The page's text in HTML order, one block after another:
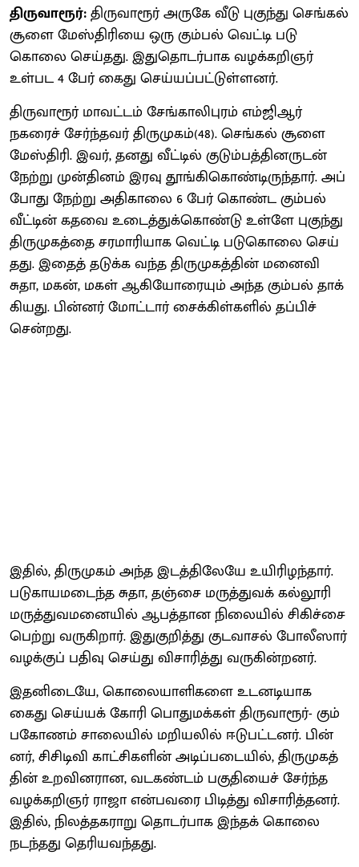
திருவாரூர்:​​திரு​வாரூர் அருகே வீடு புகுந்து செங்​கல்
சூளை மேஸ்​திரியை ஒரு கும்​பல் வெட்டி படு​
கொலை செய்​தது. இதுதொடர்​பாக வழக்​கறிஞர்
உள்பட 4 பேர் கைது செய்​யப்​பட்​டுள்​ளனர்.
திரு​வாரூர் மாவட்​டம் சேங்​காலிபுரம் எம்​ஜிஆர்
நகரைச் சேர்ந்​தவர் திரு​முகம்​(48). செங்​கல் சூளை
மேஸ்​திரி. இவர், தனது வீட்​டில் குடும்​பத்​தினருடன்
நேற்று முன்​தினம் இரவு தூங்​கி​கொண்​டிருந்​தார். அப்​
போது நேற்று அதி​காலை 6 பேர் கொண்ட கும்​பல்
வீட்​டின் கதவை உடைத்​துக்​கொண்டு உள்ளே புகுந்து
திரு​முகத்தை சரமாரி​யாக வெட்டி படு​கொலை செய்​
தது. இதைத் தடுக்க வந்த திரு​முகத்​தின் மனைவி
சுதா, மகன், மகள் ஆகியோரை​யும் அந்த கும்​பல் தாக்​
கியது. பின்​னர் மோட்​டார் சைக்​கிள்​களில் தப்​பிச்
சென்​றது.
இதில், திரு​முகம் அந்த இடத்​திலேயே உயி​ரிழந்​தார்.
படு​காயமடைந்த சுதா, தஞ்சை மருத்​து​வக் கல்​லூரி
மருத்​து​வ​மனை​யில் ஆபத்​தான நிலை​யில் சிகிச்சை
பெற்று வரு​கிறார். இதுகுறித்து குட​வாசல் போலீ​ஸார்
வழக்​குப் பதிவு செய்து விசா​ரித்து வரு​கின்​றனர்.
இதனிடையே, கொலை​யாளிகளை உடனடி​யாக
கைது செய்​யக் கோரி பொது​மக்​கள் திரு​வாரூர்- கும்​
பகோணம் சாலை​யில் மறியலில் ஈடு​பட்​டனர். பின்​
னர், சிசிடிவி காட்​சிகளின் அடிப்​படை​யில், திரு​முகத்​
தின் உறவின​ரான, வடகண்​டம் பகு​தி​யைச் சேர்ந்த
வழக்​கறிஞர் ராஜா என்​பவரை பிடித்து விசா​ரித்​தனர்.
இதில், நிலத்​தக​ராறு தொடர்​பாக இந்​தக் கொலை
நடந்​தது தெரிய​வந்​தது.